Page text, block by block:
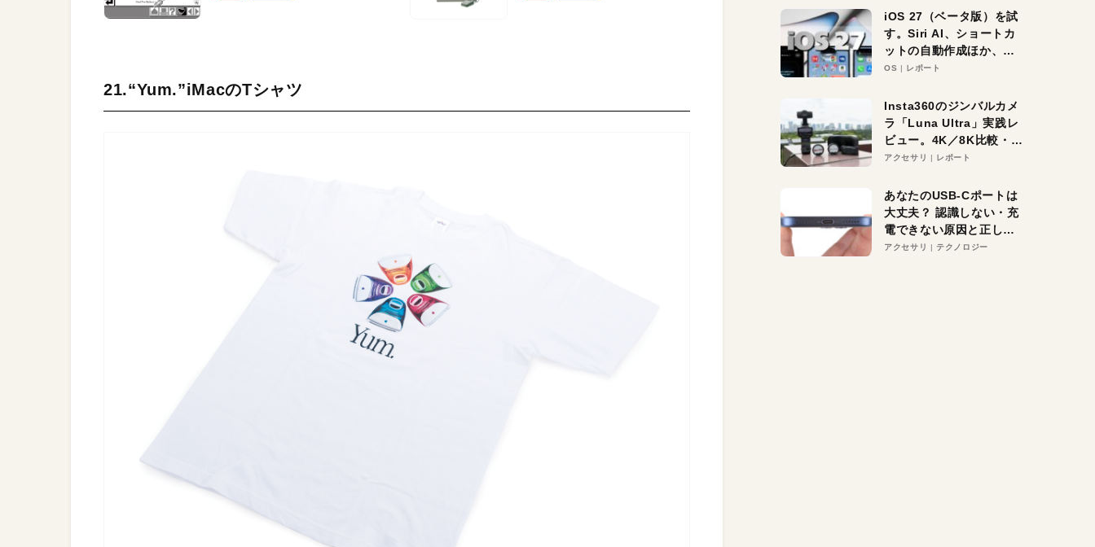
21.“Yum.”iMacのTシャツ
iOS 27（ベータ版）を試
す。Siri AI、ショートカ
ットの自動作成ほか、期
待大の便利機能5選。
る未来はすぐそこ！
OS レポート
Insta360のジンバルカメ
ラ「Luna Ultra」実践レ
ビュー。4K／8K比較・ズ
ーム・夜間撮影をチェッ
アクセサリ レポート
あなたのUSB-Cポートは
大丈夫？ 認識しない・充
電できない原因と正しい
対策
アクセサリ テクノロジー